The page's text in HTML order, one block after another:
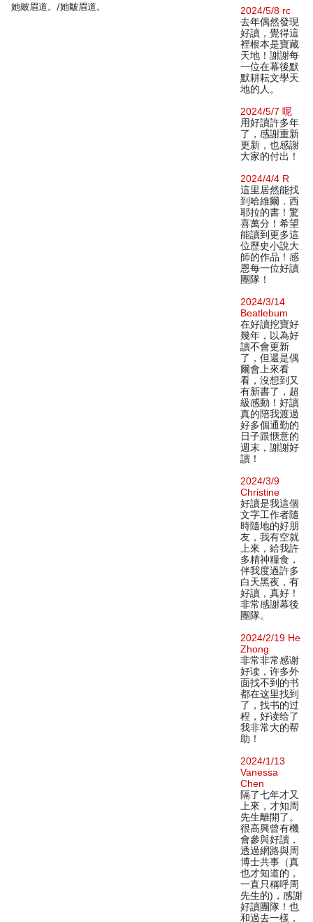
她皴眉道。/她皺眉道。
2024/5/8 rc
去年偶然發現
好讀，覺得這
裡根本是寶藏
天地！謝謝每
一位在幕後默
默耕耘文學天
地的人。
2024/5/7 呢
用好讀許多年
了，感謝重新
更新，也感謝
大家的付出！
2024/4/4 R
這里居然能找
到哈維爾．西
耶拉的書！驚
喜萬分！希望
能讀到更多這
位歷史小說大
師的作品！感
恩每一位好讀
團隊！
2024/3/14
Beatlebum
在好讀挖寶好
幾年，以為好
讀不會更新
了，但還是偶
爾會上來看
看，沒想到又
有新書了，超
級感動！好讀
真的陪我渡過
好多個通勤的
日子跟愜意的
週末，謝謝好
讀！
2024/3/9
Christine
好讀是我這個
文字工作者隨
時隨地的好朋
友，我有空就
上來，給我許
多精神糧食，
伴我度過許多
白天黑夜，有
好讀，真好！
非常感謝幕後
團隊。
2024/2/19 He
Zhong
非常非常感谢
好读，许多外
面找不到的书
都在这里找到
了，找书的过
程，好读给了
我非常大的帮
助！
2024/1/13
Vanessa
Chen
隔了七年才又
上來，才知周
先生離開了。
很高興曾有機
會參與好讀，
透過網路與周
博士共事（真
也才知道的，
一直只稱呼周
先生的)，感謝
好讀團隊！也
和過去一樣，